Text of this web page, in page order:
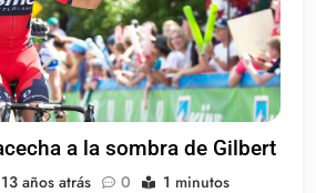
a la sombra de Gilbert
13 años atrás 0 1 minutos